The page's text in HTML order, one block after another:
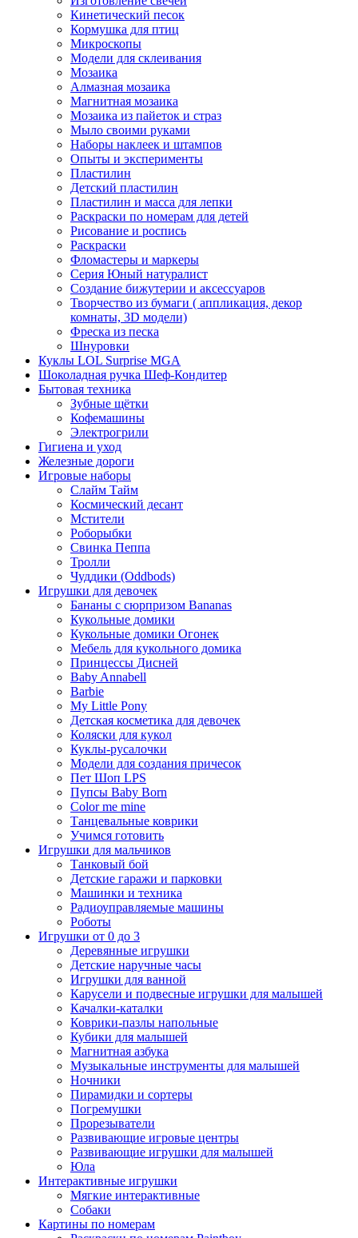
Кинетический песок
Кормушка для птиц
Микроскопы
Модели для склеивания
Мозаика
Алмазная мозаика
Магнитная мозаика
Мозаика из пайеток и страз
Мыло своими руками
Наборы наклеек и штампов
Опыты и эксперименты
Пластилин
Детский пластилин
Пластилин и масса для лепки
Раскраски по номерам для детей
Рисование и роспись
Раскраски
Фломастеры и маркеры
Серия Юный натуралист
Создание бижутерии и аксессуаров
Творчество из бумаги ( аппликация, декор
комнаты, 3D модели)
Фреска из песка
Шнуровки
Куклы LOL Surprise MGA
Шоколадная ручка Шеф-Кондитер
Бытовая техника
Зубные щётки
Кофемашины
Электрогрили
Гигиена и уход
Железные дороги
Игровые наборы
Слайм Тайм
Космический десант
Мстители
Роборыбки
Свинка Пеппа
Тролли
Чуддики (Oddbods)
Игрушки для девочек
Бананы с сюрпризом Bananas
Кукольные домики
Кукольные домики Огонек
Мебель для кукольного домика
Принцессы Дисней
Baby Annabell
Barbie
My Little Pony
Детская косметика для девочек
Коляски для кукол
Куклы-русалочки
Модели для создания причесок
Пет Шоп LPS
Пупсы Baby Born
Сolor me mine
Танцевальные коврики
Учимся готовить
Игрушки для мальчиков
Танковый бой
Детские гаражи и парковки
Машинки и техника
Радиоуправляемые машины
Роботы
Игрушки от 0 до 3
Деревянные игрушки
Детские наручные часы
Игрушки для ванной
Карусели и подвесные игрушки для малышей
Качалки-каталки
Коврики-пазлы напольные
Кубики для малышей
Магнитная азбука
Музыкальные инструменты для малышей
Ночники
Пирамидки и сортеры
Погремушки
Прорезыватели
Развивающие игровые центры
Развивающие игрушки для малышей
Юла
Интерактивные игрушки
Мягкие интерактивные
Собаки
Картины по номерам